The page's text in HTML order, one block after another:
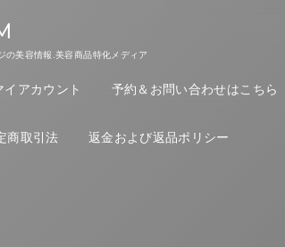
美容情報.美容商品特化メディア
イアカウント 予約＆お問い合わせはこちら
商取引法 返金および返品ポリシー